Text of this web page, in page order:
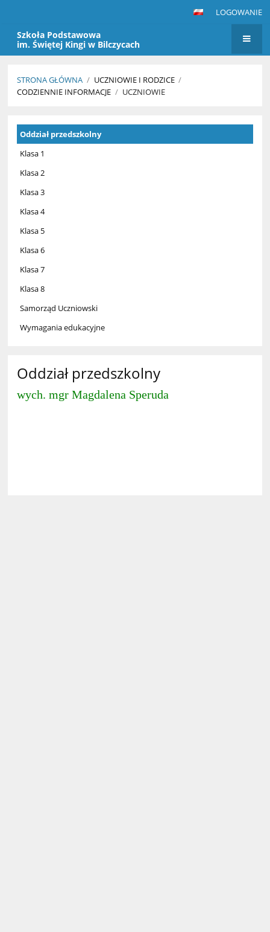
LOGOWANIE
Szkoła Podstawowa
im. Świętej Kingi w Bilczycach
STRONA GŁÓWNA / UCZNIOWIE I RODZICE /
CODZIENNIE INFORMACJE / UCZNIOWIE
Uczniowie
Oddział przedszkolny
Klasa 1
Klasa 2
Klasa 3
Klasa 4
Klasa 5
Klasa 6
Klasa 7
Klasa 8
Samorząd Uczniowski
Wymagania edukacyjne
Oddział przedszkolny
wych. mgr Magdalena Speruda